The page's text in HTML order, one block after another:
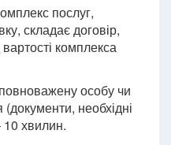
послуг,
складає договір,
комплекса
особу чи
необхідні
хвилин.